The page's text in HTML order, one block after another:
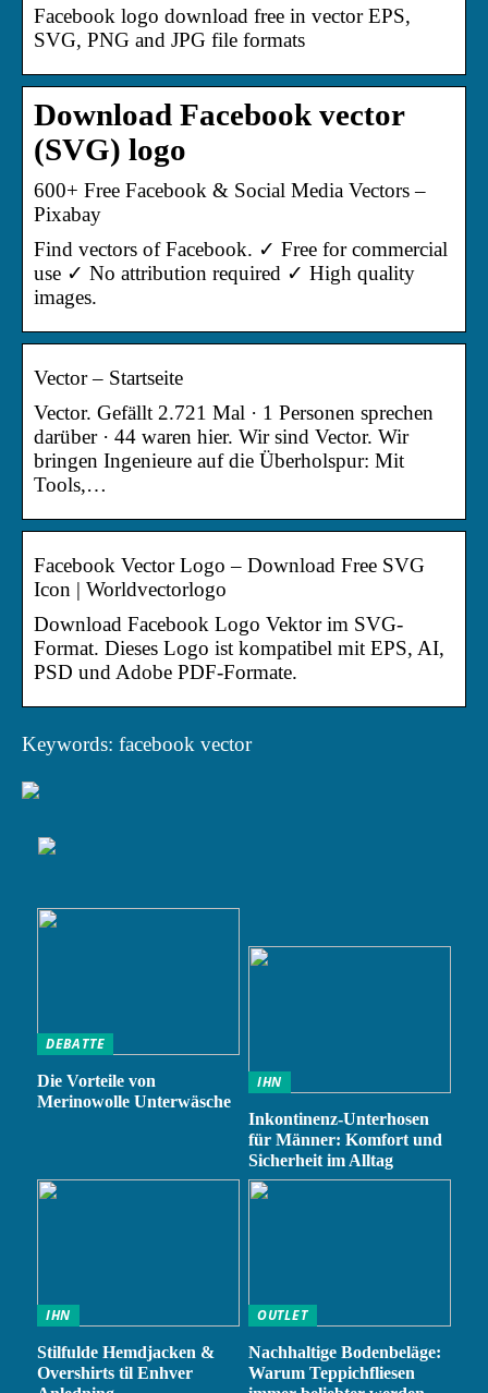
Facebook logo download free in vector EPS,
SVG, PNG and JPG file formats
Download Facebook vector
(SVG) logo
600+ Free Facebook & Social Media Vectors –
Pixabay
Find vectors of Facebook. ✓ Free for commercial
use ✓ No attribution required ✓ High quality
images.
Vector – Startseite
Vector. Gefällt 2.721 Mal · 1 Personen sprechen
darüber · 44 waren hier. Wir sind Vector. Wir
bringen Ingenieure auf die Überholspur: Mit
Tools,…
Facebook Vector Logo – Download Free SVG
Icon | Worldvectorlogo
Download Facebook Logo Vektor im SVG-
Format. Dieses Logo ist kompatibel mit EPS, AI,
PSD und Adobe PDF-Formate.
Keywords: facebook vector
DEBATTE
Die Vorteile von
Merinowolle Unterwäsche
IHN
Inkontinenz-Unterhosen
für Männer: Komfort und
Sicherheit im Alltag
IHN
Stilfulde Hemdjacken &
Overshirts til Enhver
OUTLET
Nachhaltige Bodenbeläge:
Warum Teppichfliesen